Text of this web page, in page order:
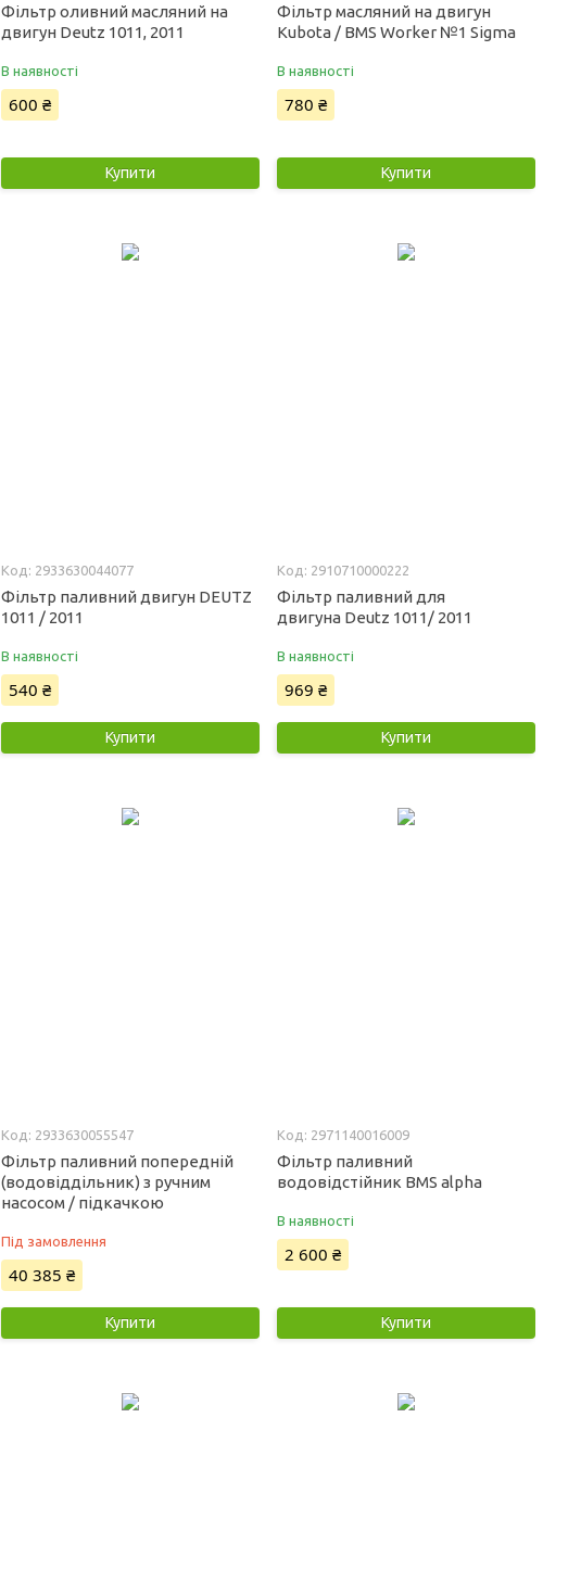
Фільтр оливний масляний на
двигун Deutz 1011, 2011
В наявності
600 ₴
Купити
Фільтр масляний на двигун
Kubota / BMS Worker №1 Sigma
В наявності
780 ₴
Купити
2933630044077
Фільтр паливний двигун DEUTZ
1011 / 2011
В наявності
540 ₴
Купити
2910710000222
Фільтр паливний для
двигуна Deutz 1011/ 2011
В наявності
969 ₴
Купити
2933630055547
Фільтр паливний попередній
(водовіддільник) з ручним
насосом / підкачкою
Під замовлення
40 385 ₴
Купити
2971140016009
Фільтр паливний
водовідстійник BMS alpha
В наявності
2 600 ₴
Купити